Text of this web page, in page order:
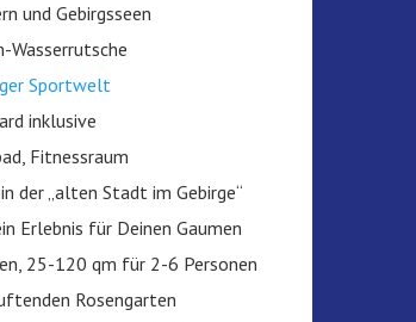
und Gebirgsseen
Wasserrutsche
Sportwelt
inklusive
Fitnessraum
der „alten Stadt im Gebirge“
Erlebnis für Deinen Gaumen
25-120 qm für 2-6 Personen
Rosengarten